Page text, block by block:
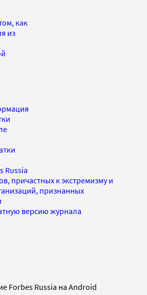
как
из
Russia
причастных к экстремизму и
признанных
версию журнала
Forbes Russia на Android